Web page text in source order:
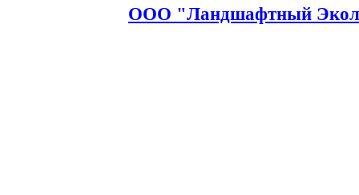
ООО "Ландшафтный